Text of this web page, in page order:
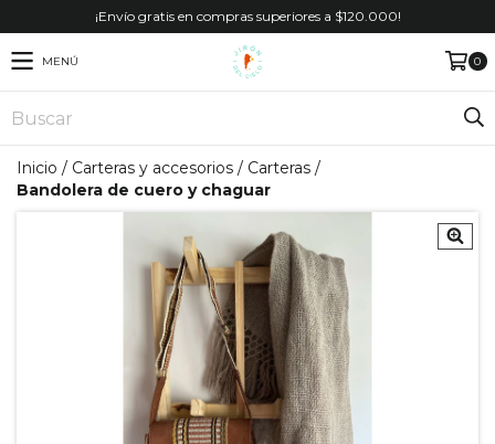
¡Envío gratis en compras superiores a $120.000!
MENÚ 0
Inicio / Carteras y accesorios / Carteras /
Bandolera de cuero y chaguar